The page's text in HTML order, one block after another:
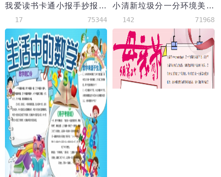
我爱读书卡通小报手抄报Word模板
17 75344
小清新垃圾分一分环境美十分手抄报模板
142 71968